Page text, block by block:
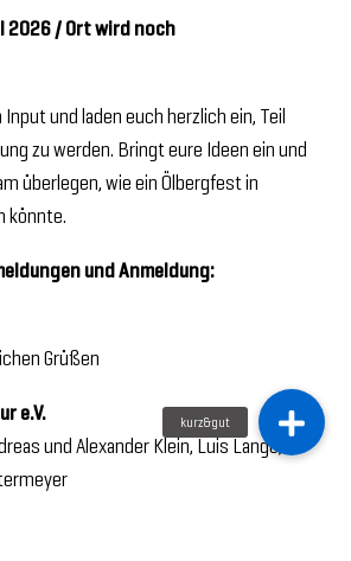
2026/ Ort wird noch
und laden euch herzlich ein, Teil
zu werden. Bringt eure Ideen ein und
überlegen, wie ein Ölbergfest in
könnte.
und Anmeldung:
Grüßen
e.V.
und Alexander Klein, Luis Lange,